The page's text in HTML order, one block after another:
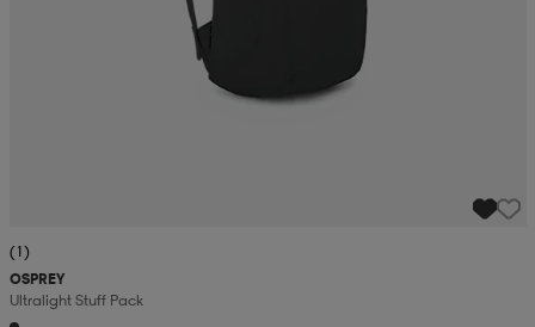
(1)
OSPREY
Ultralight Stuff Pack